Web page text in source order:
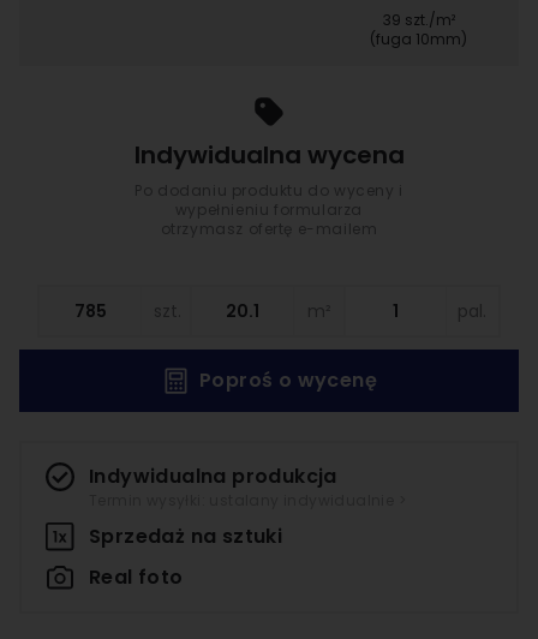
39 szt./m²
(fuga 10mm)
Indywidualna wycena
Po dodaniu produktu do wyceny i
wypełnieniu formularza
otrzymasz ofertę e-mailem
pal.
Poproś o wycenę
Indywidualna produkcja
Sprzedaż na sztuki
Real foto